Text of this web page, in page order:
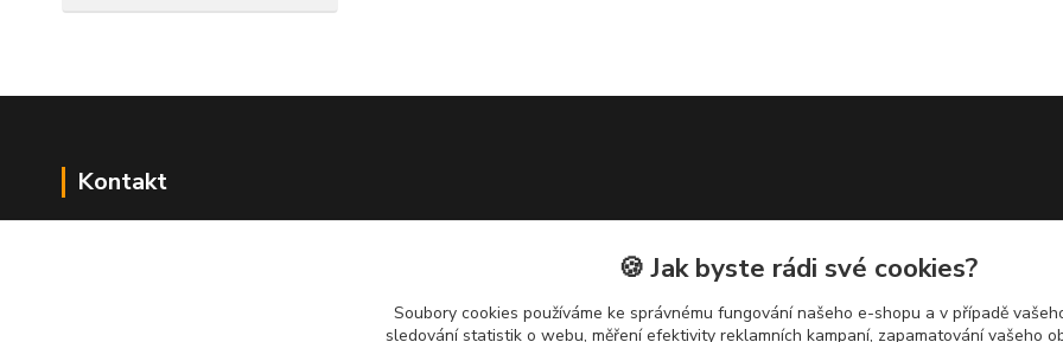
Kontakt
🍪 Jak byste rádi své cookies?
Soubory cookies používáme ke správnému fungování našeho e-shopu a v případě
sledování statistik o webu, měření efektivity reklamních kampaní, zapamatování vašeho